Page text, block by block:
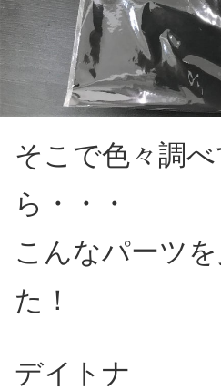
そこで色々調べ
ら・・・
こんなパーツ
た！
デイトナ